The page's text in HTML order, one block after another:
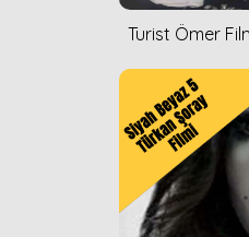
Turist Ömer